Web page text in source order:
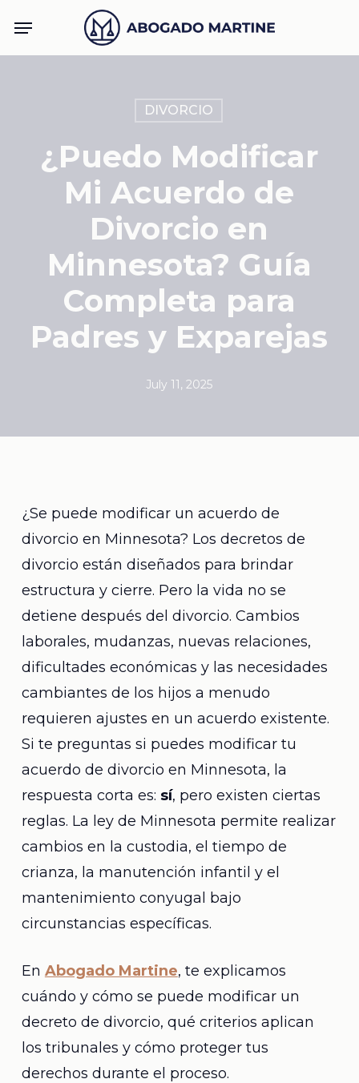
Menu
DIVORCIO
¿Puedo Modificar
Mi Acuerdo de
Divorcio en
Minnesota? Guía
Completa para
Padres y Exparejas
July 11, 2025
¿Se puede modificar un acuerdo de
divorcio en Minnesota? Los decretos de
divorcio están diseñados para brindar
estructura y cierre. Pero la vida no se
detiene después del divorcio. Cambios
laborales, mudanzas, nuevas relaciones,
dificultades económicas y las necesidades
cambiantes de los hijos a menudo
requieren ajustes en un acuerdo existente.
Si te preguntas si puedes modificar tu
acuerdo de divorcio en Minnesota, la
respuesta corta es: sí, pero existen ciertas
reglas. La ley de Minnesota permite realizar
cambios en la custodia, el tiempo de
crianza, la manutención infantil y el
mantenimiento conyugal bajo
circunstancias específicas.
En Abogado Martine, te explicamos
cuándo y cómo se puede modificar un
decreto de divorcio, qué criterios aplican
los tribunales y cómo proteger tus
derechos durante el proceso.